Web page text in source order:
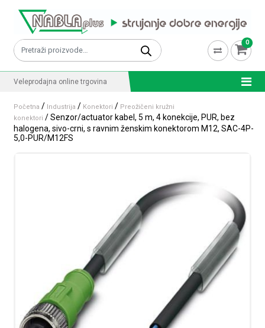
Pretraži: 0
Veleprodajna online trgovina
Početna / Industrija / Konektori / Preožičeni kružni
konektori / Senzor/actuator kabel, 5 m, 4 konekcije, PUR, bez
halogena, sivo-crni, s ravnim ženskim konektorom M12, SAC-4P-
5,0-PUR/M12FS